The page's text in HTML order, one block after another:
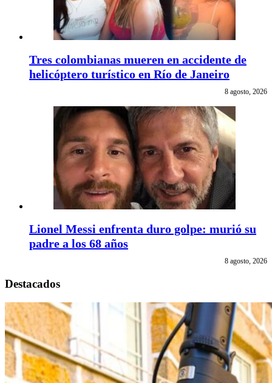
Tres colombianas mueren en accidente de
helicóptero turístico en Río de Janeiro
8 agosto, 2026
Lionel Messi enfrenta duro golpe: murió su
padre a los 68 años
8 agosto, 2026
Destacados